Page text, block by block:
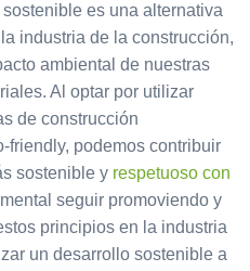
es una alternativa
industria de la construcción,
ambiental de nuestras
Al optar por utilizar
de construcción
friendly, podemos contribuir
sostenible y respetuoso con
seguir promoviendo y
principios en la industria
un desarrollo sostenible a